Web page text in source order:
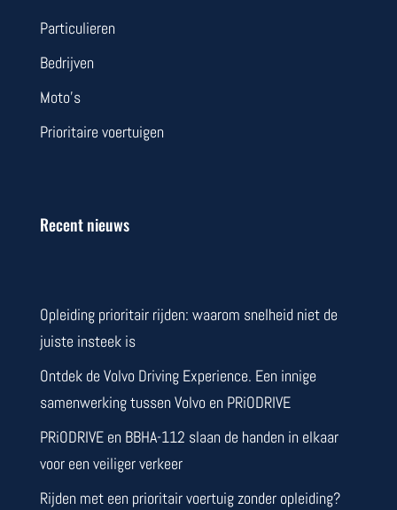
Particulieren
Bedrijven
Moto’s
Prioritaire voertuigen
Recent nieuws
Opleiding prioritair rijden: waarom snelheid niet de
juiste insteek is
Ontdek de Volvo Driving Experience. Een innige
samenwerking tussen Volvo en PRiODRIVE
PRiODRIVE en BBHA-112 slaan de handen in elkaar
voor een veiliger verkeer
Rijden met een prioritair voertuig zonder opleiding?